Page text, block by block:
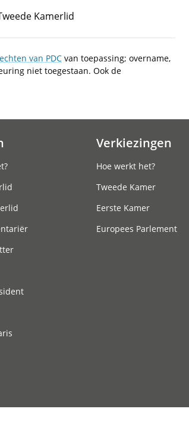
Kamerlid
van PDC van toepassing; overname,
niet toegestaan. Ook de
Verkiezingen
Hoe werkt het?
Tweede Kamer
Eerste Kamer
Europees Parlement